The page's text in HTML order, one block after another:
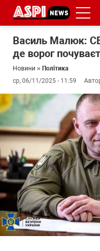
Василь Малюк:
де ворог
Новини » Політика
ср, 06/11/2025 - 11:59
#ООС
#боротьба
з
корупцією